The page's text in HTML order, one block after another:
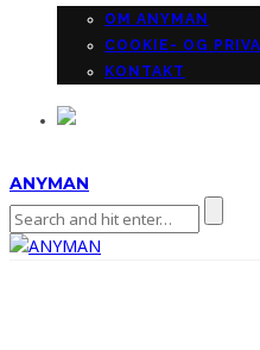
OM ANYMAN
COOKIE- OG
KONTAKT
ANYMAN